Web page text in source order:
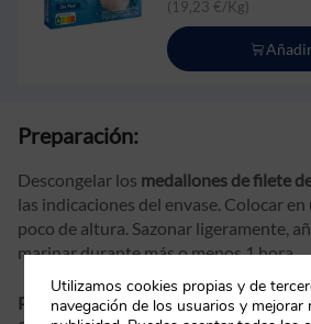
(19,23 €/Kg)
Preparación:
Descongelar los medallones de filete
las indicaciones del envase. Colocar
poco de altura. Sazonar ligeramente,
marinar durante más o menos 1 hora.
Puré de patatas:lavar las patatas y
Utilizamos cookies propias y de
navegación de los usuarios y